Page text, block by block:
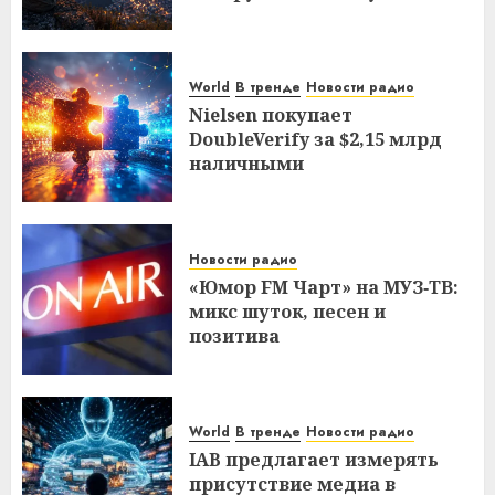
World В тренде Новости радио
Nielsen покупает
DoubleVerify за $2,15 млрд
наличными
Новости радио
«Юмор FM Чарт» на МУЗ‑ТВ:
микс шуток, песен и
позитива
World В тренде Новости радио
IAB предлагает измерять
присутствие медиа в